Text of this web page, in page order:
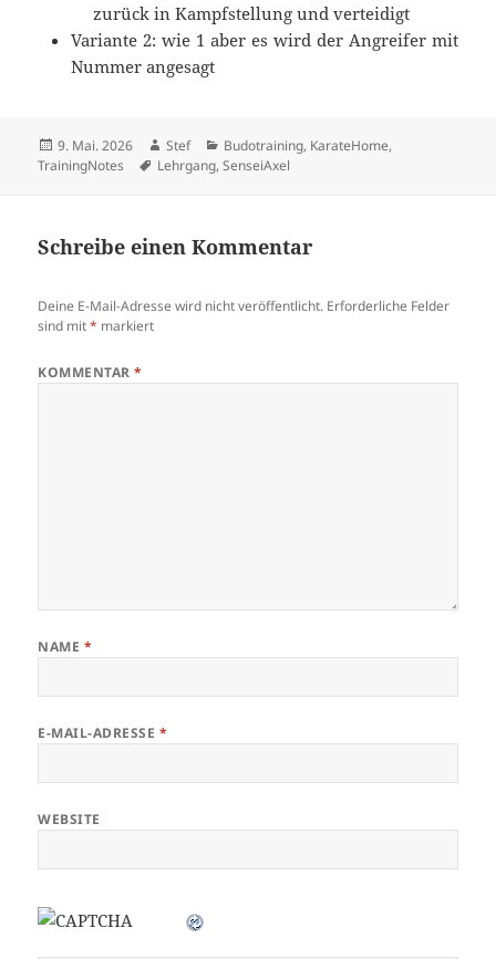
zurück in Kampfstellung und verteidigt
Variante 2: wie 1 aber es wird der Angreifer mit
Nummer angesagt
Veröffentlicht
am
9. Mai. 2026 Autor
Stef Kategorien
Budotraining, KarateHome,
TrainingNotes
Schlagwörter
Lehrgang,SenseiAxel
Schreibe einen Kommentar
Deine E-Mail-Adresse wird nicht veröffentlicht. Erforderliche Felder
sind mit* markiert
KOMMENTAR*
NAME *
E-MAIL-ADRESSE *
WEBSITE